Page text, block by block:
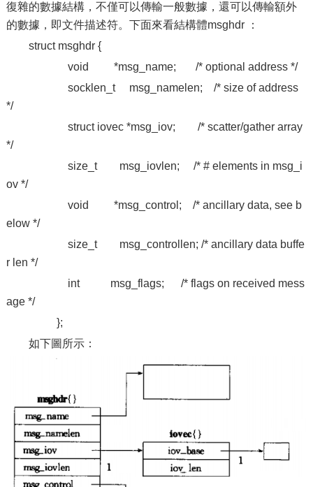
復雜的數據結構，不僅可以傳輸一般數據，還可以傳輸額外
的數據，即文件描述符。下面來看結構體msghdr ：
struct msghdr {
void *msg_name; /* optional address */
socklen_t msg_namelen; /* size of address
*/
struct iovec *msg_iov; /* scatter/gather array
*/
size_t msg_iovlen; /* # elements in msg_i
ov */
void *msg_control; /* ancillary data, see b
elow */
size_t msg_controllen; /* ancillary data buffe
r len */
int msg_flags; /* flags on received mess
age */
};
如下圖所示：